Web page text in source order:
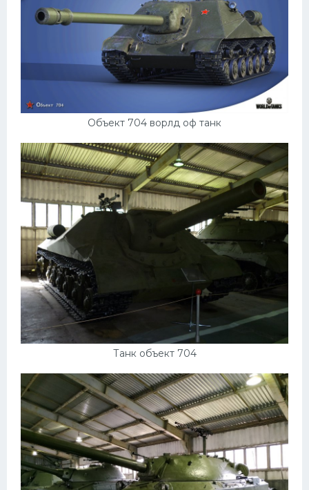
Объект 704 ворлд оф танк
Танк объект 704
Камаз
Грузовики
Шевроле
Кадиллак
Автокемпер
Феррари
Поезда
Мотоциклы
Ямаха
Додж
Ява
Спецтехника